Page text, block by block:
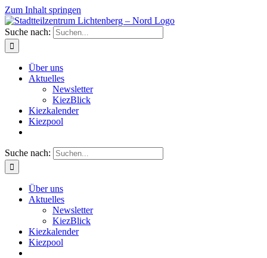
Zum Inhalt springen
Suche nach:
Über uns
Aktuelles
Newsletter
KiezBlick
Kiezkalender
Kiezpool
Suche nach:
Über uns
Aktuelles
Newsletter
KiezBlick
Kiezkalender
Kiezpool